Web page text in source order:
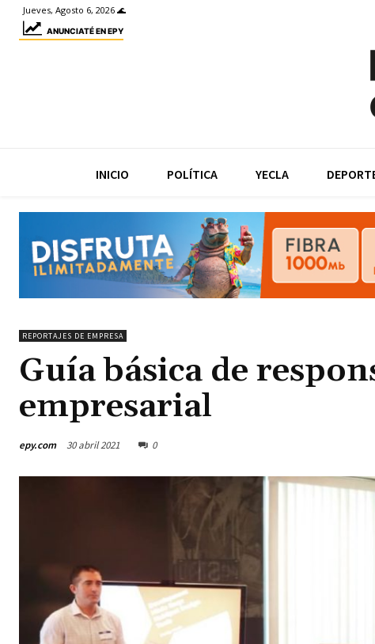
Jueves, Agosto 6, 2026 🌊
ANUNCIATÉ EN EPY
INICIO POLÍTICA YECLA
REPORTAJES DE EMPRESA
Guía básica de
empresarial
epy.com 30 abril 2021 0